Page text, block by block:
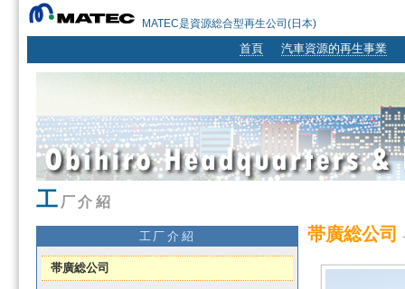
MATEC是資源総合型再生公司(日本)
首頁 汽車資源的再生事業
工 厂介紹
工厂介紹
帯廣総公司
帯廣総公司